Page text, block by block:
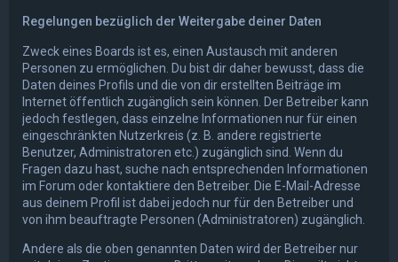
Regelungen bezüglich der Weitergabe deiner Daten
Zweck eines Boards ist es, einen Austausch mit anderen
Personen zu ermöglichen. Du bist dir daher bewusst, dass die
Daten deines Profils und die von dir erstellten Beiträge im
Internet öffentlich zugänglich sein können. Der Betreiber kann
jedoch festlegen, dass einzelne Informationen nur für einen
eingeschränkten Nutzerkreis (z. B. andere registrierte
Benutzer, Administratoren etc.) zugänglich sind. Wenn du
Fragen dazu hast, suche nach entsprechenden Informationen
im Forum oder kontaktiere den Betreiber. Die E-Mail-Adresse
aus deinem Profil ist dabei jedoch nur für den Betreiber und
von ihm beauftragte Personen (Administratoren) zugänglich.
Andere als die oben genannten Daten wird der Betreiber nur